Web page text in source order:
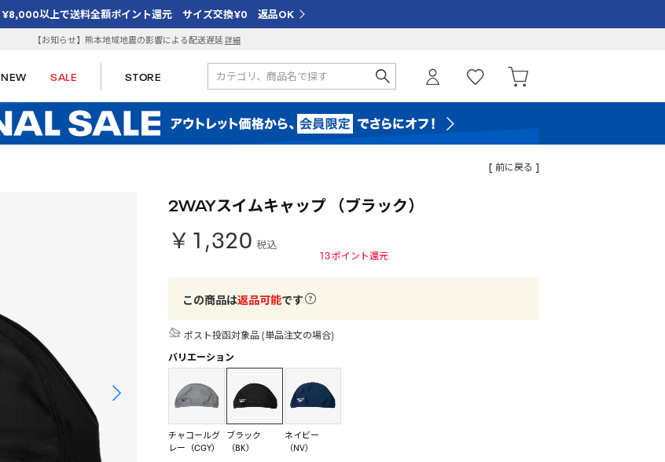
¥8,000以上で送料全額ポイント還元 サイズ交換¥0 返品OK
【お知らせ】熊本地域地震の影響による配送遅延詳細
NEW SALE STORE
[ 前に戻る ]
2WAYスイムキャップ （ブラック）
￥1,320 税込
13ポイント還元
この商品は返品可能です
ポスト投函対象品 (単品注文の場合)
バリエーション
チャコールグ
レー（CGY）
ブラック
（BK）
ネイビー
（NV）